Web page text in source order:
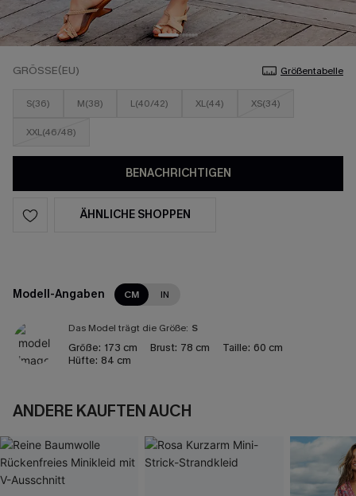
GRÖSSE(EU) Größentabelle
S(36) M(38) L(40/42) XL(44) XS(34)
XXL(46/48)
BENACHRICHTIGEN
ÄHNLICHE SHOPPEN
Modell-Angaben CM IN
Das Model trägt die Größe: S
Größe: 173 cm Brust: 78 cm Taille: 60 cm
Hüfte: 84 cm
ANDERE KAUFTEN AUCH